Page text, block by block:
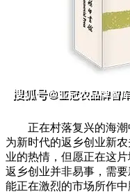
正在村落复兴的海潮
为新时代的返乡创业新
业的热情，但愿正在这
返乡创业并非易事，需
能正在激烈的市场所作